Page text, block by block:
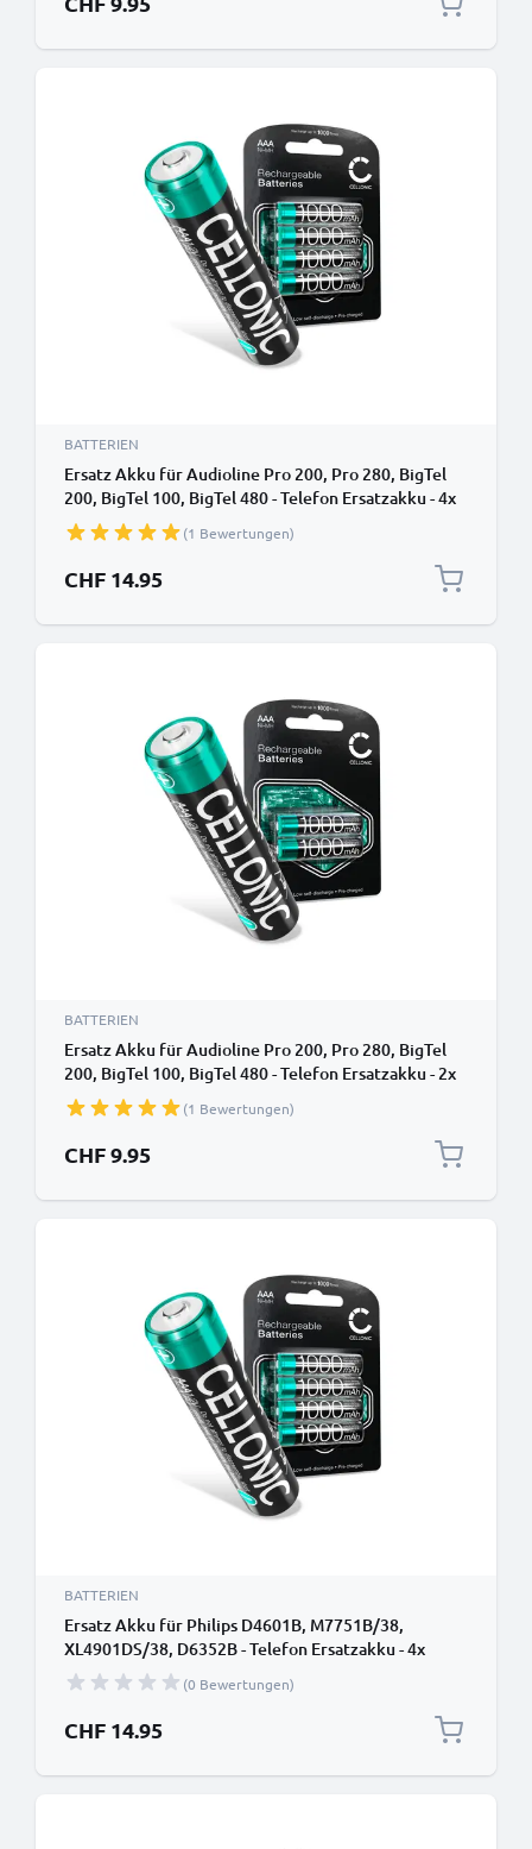
BATTERIEN
Ersatz Akku für Audioline Pro 200, Pro 280, BigTel
200, BigTel 100, BigTel 480 - Telefon Ersatzakku - 4x
1000mAh AAA Telefonakku, wiederaufladbare
Batterie
(1 Bewertungen)
CHF 14.95
BATTERIEN
Ersatz Akku für Audioline Pro 200, Pro 280, BigTel
200, BigTel 100, BigTel 480 - Telefon Ersatzakku - 2x
1000mAh AAA Telefonakku, wiederaufladbare
Batterie
(1 Bewertungen)
CHF 9.95
BATTERIEN
Ersatz Akku für Philips D4601B, M7751B/38,
XL4901DS/38, D6352B - Telefon Ersatzakku - 4x
1000mAh AAA Telefonakku, wiederaufladbare
Batterie
(0 Bewertungen)
CHF 14.95